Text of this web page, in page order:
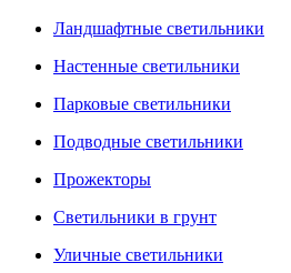
Ландшафтные светильники
Настенные светильники
Парковые светильники
Подводные светильники
Прожекторы
Светильники в грунт
Уличные светильники